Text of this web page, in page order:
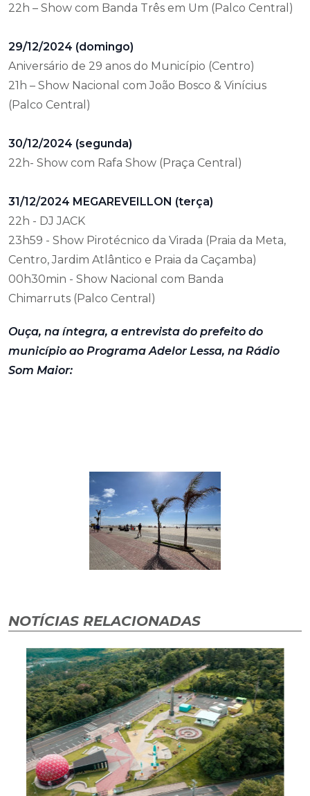
22h – Show com Banda Três em Um (Palco Central)
29/12/2024 (domingo)
Aniversário de 29 anos do Município (Centro)
21h – Show Nacional com João Bosco & Vinícius
(Palco Central)
30/12/2024 (segunda)
22h- Show com Rafa Show (Praça Central)
31/12/2024 MEGAREVEILLON (terça)
22h - DJ JACK
23h59 - Show Pirotécnico da Virada (Praia da Meta,
Centro, Jardim Atlântico e Praia da Caçamba)
00h30min - Show Nacional com Banda
Chimarruts (Palco Central)
Ouça, na íntegra, a entrevista do prefeito do
município ao Programa Adelor Lessa, na Rádio
Som Maior:
NOTÍCIAS RELACIONADAS